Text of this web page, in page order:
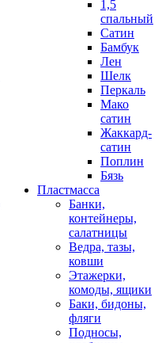
1,5
спальный
Сатин
Бамбук
Лен
Шелк
Перкаль
Мако
сатин
Жаккард-
сатин
Поплин
Бязь
Пластмасса
Банки,
контейнеры,
салатницы
Ведра, тазы,
ковши
Этажерки,
комоды, ящики
Баки, бидоны,
фляги
Подносы,